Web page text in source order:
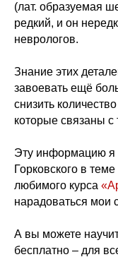
(лат. образуемая
редкий, и он
неврологов.
Знание этих
завоевать ещё
снизить
которые связаны с
Эту информацию я
Горковского в
любимого курса
нарадоваться мои
А вы можете
бесплатно – для